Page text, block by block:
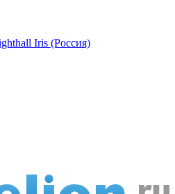
Iris (Россия)